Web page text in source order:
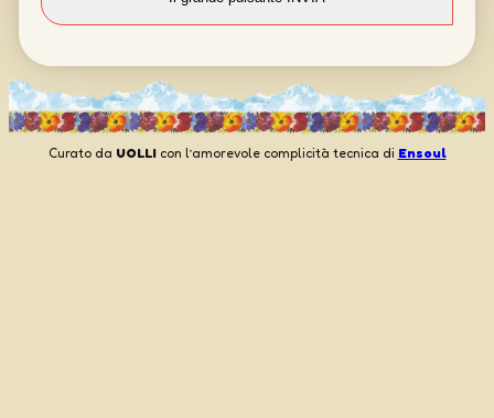
Curato da UOLLIcon l’amorevole complicità tecnica di Ensoul